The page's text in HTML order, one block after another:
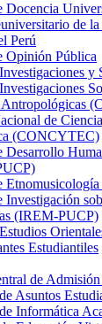
Docencia
de
Perú
Opinión Pública
y
de
(CONCYTEC)
Desarrollo
Investigación
(IREM-PUCP)
Estudiantiles
de
Asuntos
Informática